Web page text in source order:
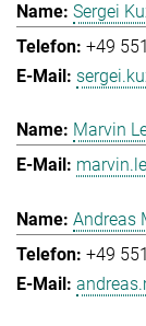
Sergei
+49
Marvin
Andreas
+49